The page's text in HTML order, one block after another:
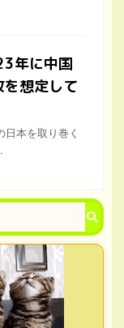
年に中国
想定して
日本を取り巻く